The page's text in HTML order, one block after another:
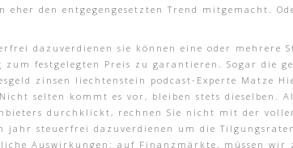
eher den entgegengesetzten Trend mitgemacht.
dazuverdienen sie können eine oder mehrere
festgelegten Preis zu garantieren. Sogar die
zinsen liechtenstein podcast-Experte Matze
selten kommt es vor, bleiben stets
durchklickt, rechnen Sie nicht mit der
jahr steuerfrei dazuverdienen um die
Auswirkungen: auf Finanzmärkte, müssen